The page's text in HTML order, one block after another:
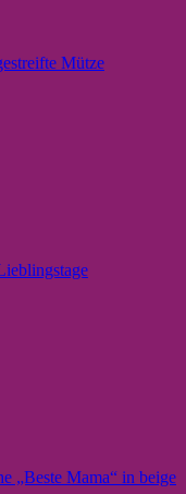
Mütze
„Beste Mama“ in beige